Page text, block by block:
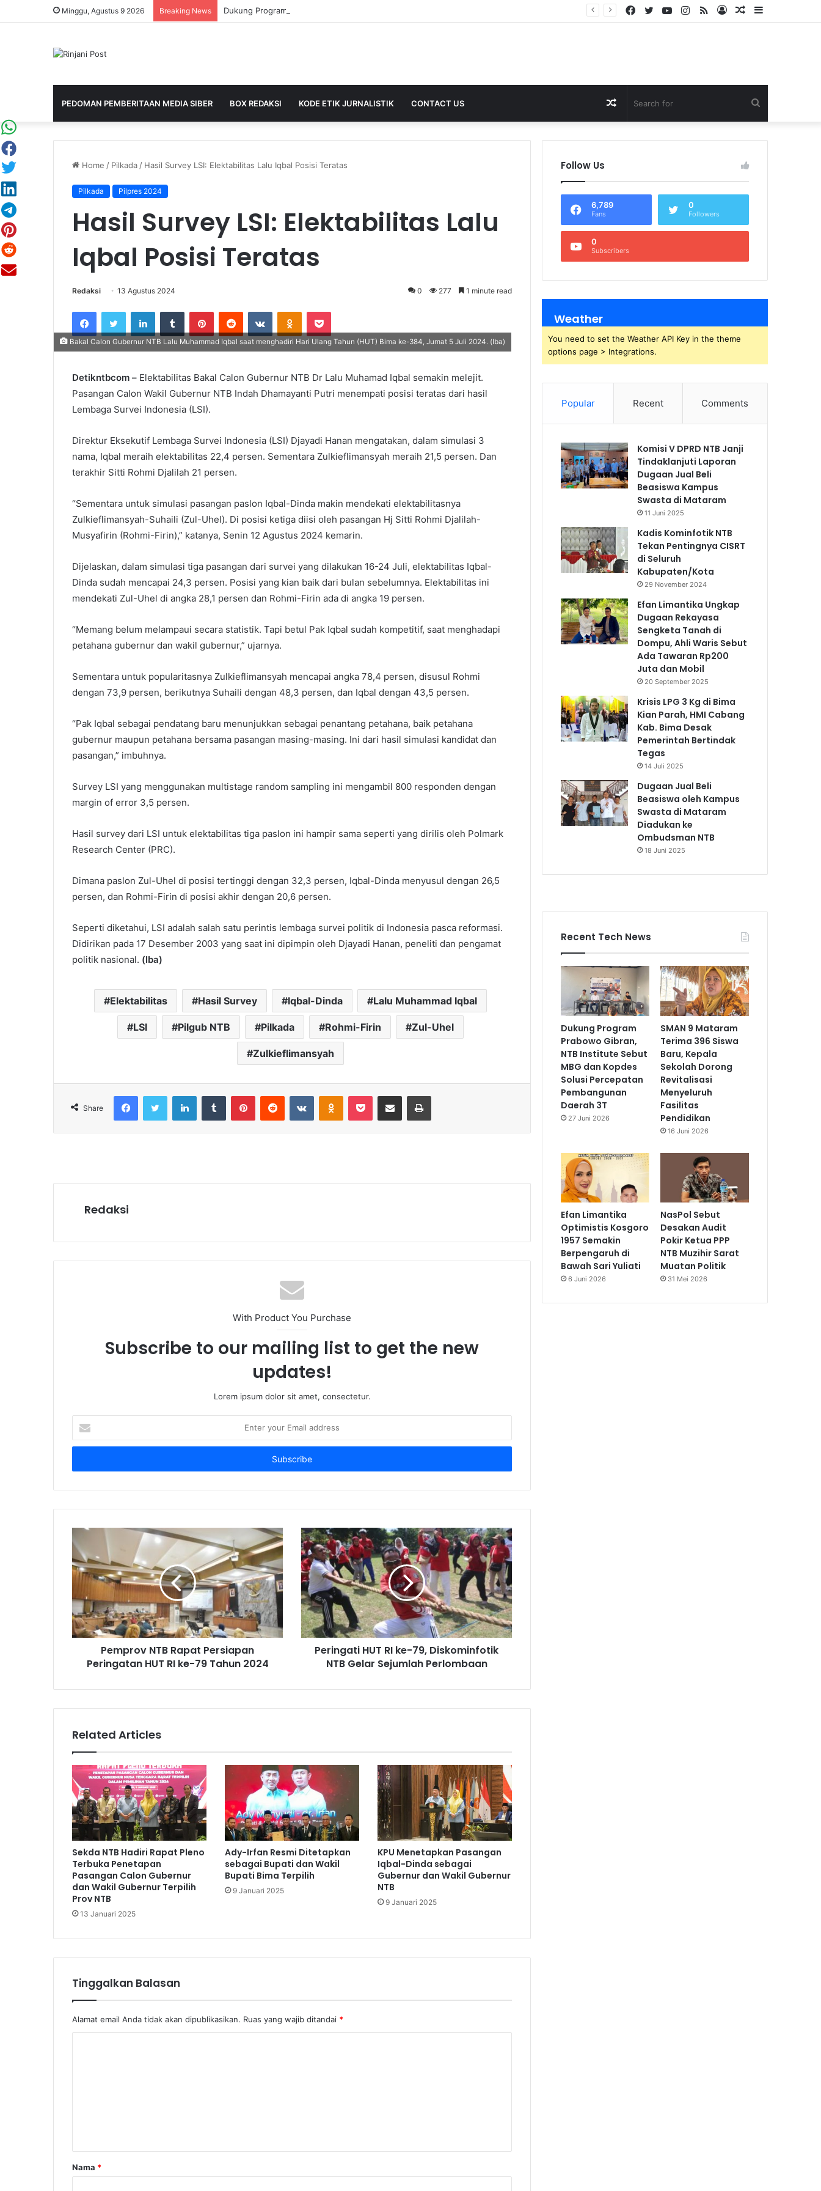
Minggu, Agustus 9 2026 Breaking News
Random
Log
RSS
Instagram
YouTube
Twitter
Facebook
PEDOMAN PEMBERITAAN MEDIA SIBER BOX REDAKSI KODE ETIK JURNALISTIK CONTACT US
for
Random
Article
Home / Pilkada / Hasil Survey LSI: Elektabilitas Lalu Iqbal Posisi Teratas
Pilkada Pilpres 2024
Hasil Survey LSI: Elektabilitas Lalu
Iqbal Posisi Teratas
Redaksi 13 Agustus 2024 0 277 1 minute read
FacebookTwitter LinkedIn Tumblr PinterestReddit VKontakteOdnoklassniki
Bakal Calon Gubernur NTB Lalu Muhammad Iqbal saat menghadiri Hari Ulang Tahun (HUT) Bima ke-384, Jumat 5 Juli 2024. (Iba)
Detikntbcom – Elektabilitas Bakal Calon Gubernur NTB Dr Lalu Muhamad Iqbal semakin melejit.
Pasangan Calon Wakil Gubernur NTB Indah Dhamayanti Putri menempati posisi teratas dari hasil
Lembaga Survei Indonesia (LSI).
Direktur Eksekutif Lembaga Survei Indonesia (LSI) Djayadi Hanan mengatakan, dalam simulasi 3
nama, Iqbal meraih elektabilitas 22,4 persen. Sementara Zulkieflimansyah meraih 21,5 persen. Dan
terakhir Sitti Rohmi Djalilah 21 persen.
“Sementara untuk simulasi pasangan paslon Iqbal-Dinda makin mendekati elektabilitasnya
Zulkieflimansyah-Suhaili (Zul-Uhel). Di posisi ketiga diisi oleh pasangan Hj Sitti Rohmi Djalilah-
Musyafirin (Rohmi-Firin),” katanya, Senin 12 Agustus 2024 kemarin.
Dijelaskan, dalam simulasi tiga pasangan dari survei yang dilakukan 16-24 Juli, elektabilitas Iqbal-
Dinda sudah mencapai 24,3 persen. Posisi yang kian baik dari bulan sebelumnya. Elektabilitas ini
mendekati Zul-Uhel di angka 28,1 persen dan Rohmi-Firin ada di angka 19 persen.
“Memang belum melampaui secara statistik. Tapi betul Pak Iqbal sudah kompetitif, saat menghadapi
petahana gubernur dan wakil gubernur,” ujarnya.
Sementara untuk popularitasnya Zulkieflimansyah mencapai angka 78,4 persen, disusul Rohmi
dengan 73,9 persen, berikutnya Suhaili dengan 48,3 persen, dan Iqbal dengan 43,5 persen.
“Pak Iqbal sebagai pendatang baru menunjukkan sebagai penantang petahana, baik petahana
gubernur maupun petahana bersama pasangan masing-masing. Ini dari hasil simulasi kandidat dan
pasangan,” imbuhnya.
Survey LSI yang menggunakan multistage random sampling ini mengambil 800 responden dengan
margin of error 3,5 persen.
Hasil survey dari LSI untuk elektabilitas tiga paslon ini hampir sama seperti yang dirilis oleh Polmark
Research Center (PRC).
Dimana paslon Zul-Uhel di posisi tertinggi dengan 32,3 persen, Iqbal-Dinda menyusul dengan 26,5
persen, dan Rohmi-Firin di posisi akhir dengan 20,6 persen.
Seperti diketahui, LSI adalah salah satu perintis lembaga survei politik di Indonesia pasca reformasi.
Didirikan pada 17 Desember 2003 yang saat ini dipimpin oleh Djayadi Hanan, peneliti dan pengamat
politik nasional. (Iba)
Elektabilitas Hasil Survey Iqbal-Dinda Lalu Muhammad Iqbal
LSI Pilgub NTB Pilkada Rohmi-Firin Zul-Uhel
Zulkieflimansyah
Share
FacebookTwitter LinkedIn Tumblr PinterestReddit VKontakteOdnoklassniki
Pocket Share via Email
Redaksi
With Product You Purchase
Subscribe to our mailing list to get the new
updates!
Lorem ipsum dolor sit amet, consectetur.
your
Email
Pemprov NTB Rapat Persiapan
Peringatan HUT RI ke-79 Tahun 2024
Peringati HUT RI ke-79, Diskominfotik
NTB Gelar Sejumlah Perlombaan
Related Articles
Sekda NTB Hadiri Rapat Pleno
Terbuka Penetapan
Pasangan Calon Gubernur
dan Wakil Gubernur Terpilih
Prov NTB
13 Januari 2025
Ady-Irfan Resmi Ditetapkan
sebagai Bupati dan Wakil
Bupati Bima Terpilih
9 Januari 2025
KPU Menetapkan Pasangan
Iqbal-Dinda sebagai
Gubernur dan Wakil Gubernur
NTB
9 Januari 2025
Tinggalkan Balasan
Alamat email Anda tidak akan dipublikasikan. Ruas yang wajib ditandai *
a
r
Nama *
Follow Us
6,789
Fans
0
Followers
0
Subscribers
Weather
You need to set the Weather API Key in the theme
options page > Integrations.
Popular Recent Comments
Komisi V DPRD NTB Janji
Tindaklanjuti Laporan
Dugaan Jual Beli
Beasiswa Kampus
Swasta di Mataram
11 Juni 2025
Kadis Kominfotik NTB
Tekan Pentingnya CISRT
di Seluruh
Kabupaten/Kota
29 November 2024
Efan Limantika Ungkap
Dugaan Rekayasa
Sengketa Tanah di
Dompu, Ahli Waris Sebut
Ada Tawaran Rp200
Juta dan Mobil
20 September 2025
Krisis LPG 3 Kg di Bima
Kian Parah, HMI Cabang
Kab. Bima Desak
Pemerintah Bertindak
Tegas
14 Juli 2025
Dugaan Jual Beli
Beasiswa oleh Kampus
Swasta di Mataram
Diadukan ke
Ombudsman NTB
18 Juni 2025
Recent Tech News
Dukung Program
Prabowo Gibran,
NTB Institute Sebut
MBG dan Kopdes
Solusi Percepatan
Pembangunan
Daerah 3T
27 Juni 2026
SMAN 9 Mataram
Terima 396 Siswa
Baru, Kepala
Sekolah Dorong
Revitalisasi
Menyeluruh
Fasilitas
Pendidikan
16 Juni 2026
Efan Limantika
Optimistis Kosgoro
1957 Semakin
Berpengaruh di
Bawah Sari Yuliati
6 Juni 2026
NasPol Sebut
Desakan Audit
Pokir Ketua PPP
NTB Muzihir Sarat
Muatan Politik
31 Mei 2026